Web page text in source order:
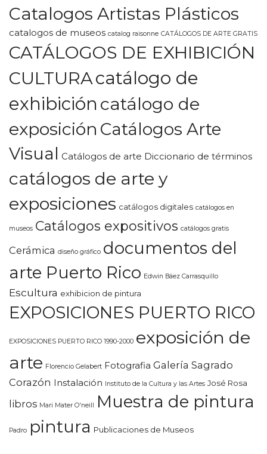
Catalogos Artistas Plásticos
catalogos de museos catalog raisonne CATÁLOGOS DE ARTE GRATIS
CATÁLOGOS DE EXHIBICIÓN
CULTURAcatálogo de
exhibición catálogo de
exposición Catálogos Arte
Visual Catálogos de arte Diccionario de términos
catálogos de arte y
exposiciones catálogos digitales catálogos en
museos Catálogos expositivos catálogos gratis
Cerámica diseño gráfico documentos del
arte Puerto Rico Edwin Báez Carrasquillo
Escultura exhibicion de pintura
EXPOSICIONES PUERTO RICO
EXPOSICIONES PUERTO RICO 1990-2000 exposición de
arte Florencio Gelabert Fotografia Galería Sagrado
Corazón Instalación Instituto de la Cultura y las Artes José Rosa
libros Mari Mater O'neill Muestra de pintura
Padro pintura Publicaciones de Museos